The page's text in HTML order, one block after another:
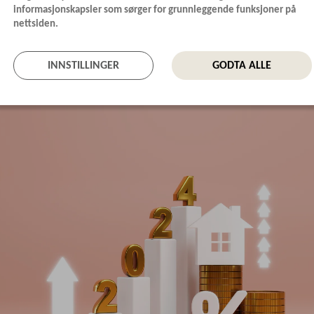
Det kan være at du gjennom
har bedre rentebetingelser enn du
informasjonskapsler som sørger for grunnleggende funksjoner på
nettsiden.
INNSTILLINGER GODTA ALLE